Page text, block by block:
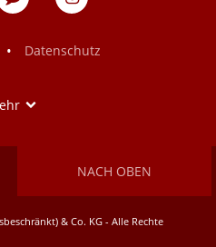
• Datenschutz
NACH OBEN
& Co. KG - Alle Rechte